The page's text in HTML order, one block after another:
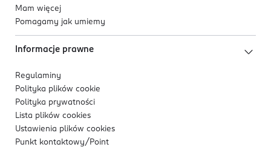
Mam więcej
Pomagamy jak umiemy
Informacje prawne
Regulaminy
Polityka plików cookie
Polityka prywatności
Lista plików cookies
Ustawienia plików cookies
Punkt kontaktowy/ Point